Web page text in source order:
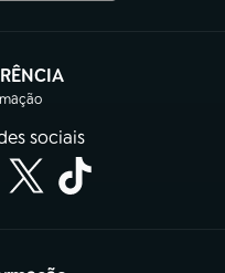
em nova aba)
sociais